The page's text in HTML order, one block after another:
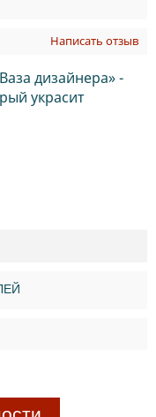
Написать отзыв
дизайнера» -
украсит